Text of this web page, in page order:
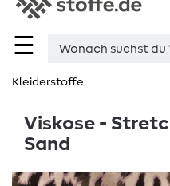
☰
Kleiderstoffe
Viskose -
Sand